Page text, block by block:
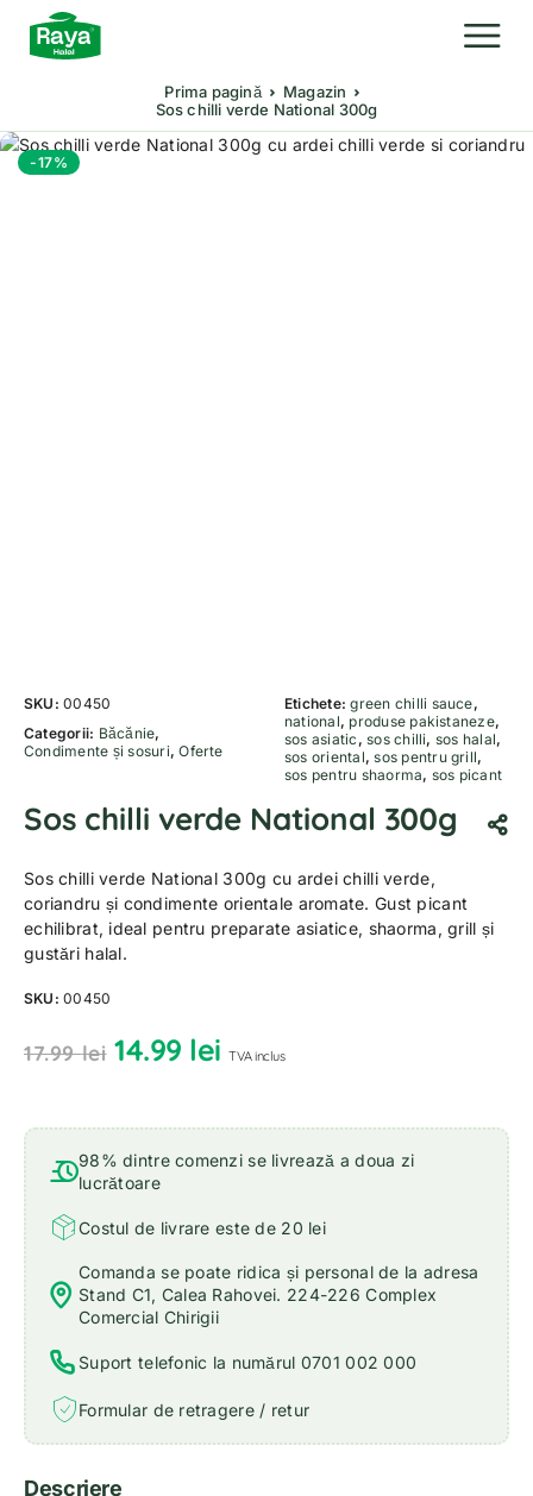
Prima pagină
Magazin
Sos chilli verde National 300g
-17%
SKU:00450
Categorii: Băcănie,
Condimente și sosuri,Oferte
Etichete:green chilli sauce,
national, produse pakistaneze,
sos asiatic ,sos chilli, sos halal,
sos oriental,sos pentru grill,
sos pentru shaorma, sos picant
Sos chilli verde National 300g
Sos chilli verde National 300g cu ardei chilli verde,
coriandru și condimente orientale aromate. Gust picant
echilibrat, ideal pentru preparate asiatice, shaorma, grill și
gustări halal.
SKU:00450
17.99lei 14.99 lei TVA inclus
98% dintre comenzi se livrează a doua zi
lucrătoare
Costul de livrare este de 20 lei
Comanda se poate ridica și personal de la adresa
Stand C1, Calea Rahovei. 224-226 Complex
Comercial Chirigii
Suport telefonic la numărul 0701 002 000
Formular de retragere / retur
Descriere